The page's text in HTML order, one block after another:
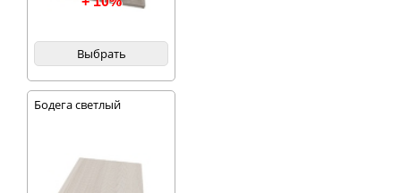
Выбрать
Бодега светлый